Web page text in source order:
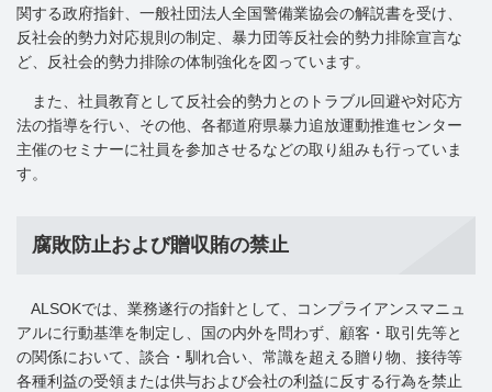
関する政府指針、一般社団法人全国警備業協会の解説書を受け、
反社会的勢力対応規則の制定、暴力団等反社会的勢力排除宣言な
ど、反社会的勢力排除の体制強化を図っています。
また、社員教育として反社会的勢力とのトラブル回避や対応方
法の指導を行い、その他、各都道府県暴力追放運動推進センター
主催のセミナーに社員を参加させるなどの取り組みも行っていま
す。
腐敗防止および贈収賄の禁止
ALSOKでは、業務遂行の指針として、コンプライアンスマニュ
アルに行動基準を制定し、国の内外を問わず、顧客・取引先等と
の関係において、談合・馴れ合い、常識を超える贈り物、接待等
各種利益の受領または供与および会社の利益に反する行為を禁止